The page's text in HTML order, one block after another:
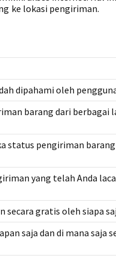
ke lokasi pengiriman.
dipahami oleh
barang dari berbagai
status pengiriman barang
yang telah Anda
secara gratis oleh siapa
saja dan di mana saja